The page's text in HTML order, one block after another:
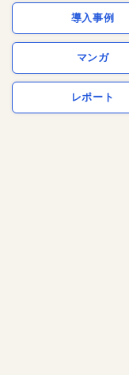
導入事例
マンガ
レポート